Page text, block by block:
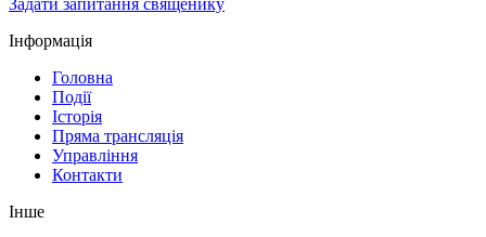
Інформація
Головна
Події
Історія
Пряма трансляція
Управління
Контакти
Інше